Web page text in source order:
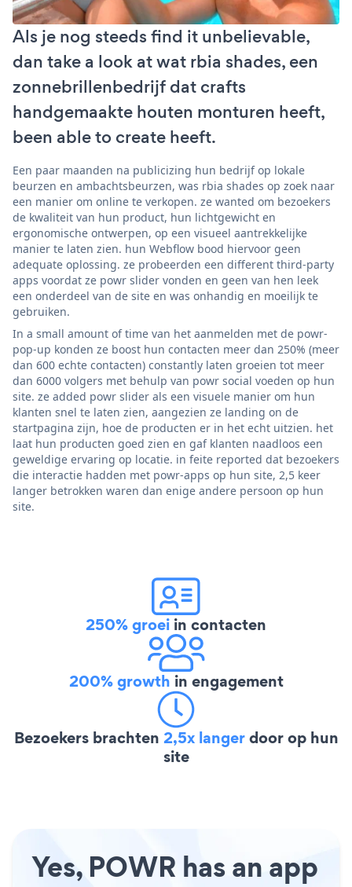
Als je nog steeds find it unbelievable,
dan take a look at wat rbia shades, een
zonnebrillenbedrijf dat crafts
handgemaakte houten monturen heeft,
been able to create heeft.
Een paar maanden na publicizing hun bedrijf op lokale
beurzen en ambachtsbeurzen, was rbia shades op zoek naar
een manier om online te verkopen. ze wanted om bezoekers
de kwaliteit van hun product, hun lichtgewicht en
ergonomische ontwerpen, op een visueel aantrekkelijke
manier te laten zien. hun Webflow bood hiervoor geen
adequate oplossing. ze probeerden een different third-party
apps voordat ze powr slider vonden en geen van hen leek
een onderdeel van de site en was onhandig en moeilijk te
gebruiken.
In a small amount of time van het aanmelden met de powr-
pop-up konden ze boost hun contacten meer dan 250% (meer
dan 600 echte contacten) constantly laten groeien tot meer
dan 6000 volgers met behulp van powr social voeden op hun
site. ze added powr slider als een visuele manier om hun
klanten snel te laten zien, aangezien ze landing on de
startpagina zijn, hoe de producten er in het echt uitzien. het
laat hun producten goed zien en gaf klanten naadloos een
geweldige ervaring op locatie. in feite reported dat bezoekers
die interactie hadden met powr-apps op hun site, 2,5 keer
langer betrokken waren dan enige andere persoon op hun
site.
250% groei in contacten
200% growth in engagement
Bezoekers brachten 2,5x langerdoor op hun
site
Yes, POWR has an app